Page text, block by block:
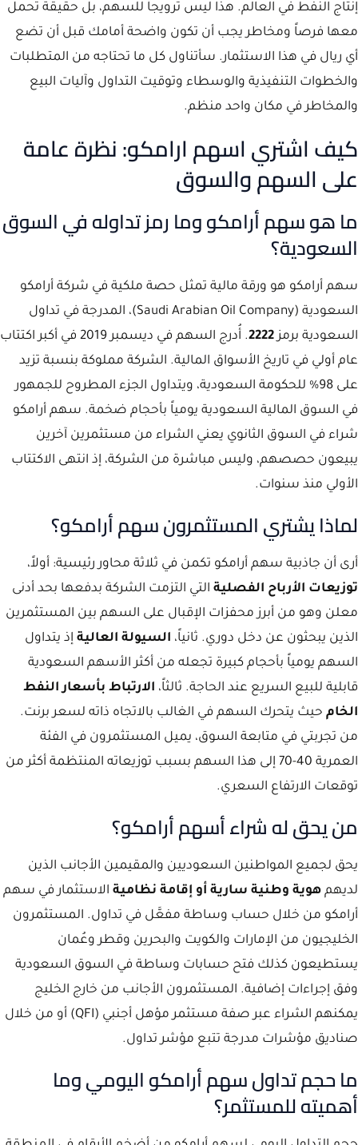
إنتاج النفط في العالم. هذا ليس ترويجاً للسهم، بل حقيقة تحمل
معها فرصاً ومخاطر يجب أن تكون واضحة أمامك قبل أن تضع
أي ريال في هذا الاستثمار. سأتناول كل ما تحتاجه من المتطلبات
والخطوات التنفيذية والوسطاء وتوقيت التداول وآليات البيع
والمخاطر في مكان واحد منظم.
كيف اشتري اسهم ارامكو: نظرة عامة
على السهم والسوق
ما هو سهم أرامكو وما رمز تداوله في السوق
السعودية؟
سهم أرامكو هو ورقة مالية تمثل حصة ملكية في شركة أرامكو
السعودية (Saudi Arabian Oil Company)، المدرجة في تداول
السعودية برمز 2222
. أُدرج السهم في ديسمبر 2019 في أكبر اكتتاب
عام أولي في تاريخ الأسواق المالية. الشركة مملوكة بنسبة تزيد
على 98% للحكومة السعودية، ويتداول الجزء المطروح للجمهور
في السوق المالية السعودية يومياً بأحجام ضخمة. سهم أرامكو
شراء في السوق الثانوي يعني الشراء من مستثمرين آخرين
يبيعون حصصهم، وليس مباشرة من الشركة، إذ انتهى الاكتتاب
الأولي منذ سنوات.
لماذا يشتري المستثمرون سهم أرامكو؟
أرى أن جاذبية سهم أرامكو تكمن في ثلاثة محاور رئيسية: أولاً،
توزيعات الأرباح الفصلية التي التزمت الشركة بدفعها بحد أدنى
معلن وهو من أبرز محفزات الإقبال على السهم بين المستثمرين
الذين يبحثون عن دخل دوري. ثانياً، السيولة العالية إذ يتداول
السهم يومياً بأحجام كبيرة تجعله من أكثر الأسهم السعودية
قابلية للبيع السريع عند الحاجة. ثالثاً، الارتباط بأسعار النفط
الخام حيث يتحرك السهم في الغالب بالاتجاه ذاته لسعر برنت.
من تجربتي في متابعة السوق، يميل المستثمرون في الفئة
العمرية 40-70 إلى هذا السهم بسبب توزيعاته المنتظمة أكثر من
توقعات الارتفاع السعري.
من يحق له شراء أسهم أرامكو؟
يحق لجميع المواطنين السعوديين والمقيمين الأجانب الذين
لديهم هوية وطنية سارية أو إقامة نظامية الاستثمار في سهم
أرامكو من خلال حساب وساطة مفعَّل في تداول. المستثمرون
الخليجيون من الإمارات والكويت والبحرين وقطر وعُمان
يستطيعون كذلك فتح حسابات وساطة في السوق السعودية
وفق إجراءات إضافية. المستثمرون الأجانب من خارج الخليج
يمكنهم الشراء عبر صفة مستثمر مؤهل أجنبي (QFI) أو من خلال
صناديق مؤشرات مدرجة تتبع مؤشر تداول.
ما حجم تداول سهم أرامكو اليومي وما
أهميته للمستثمر؟